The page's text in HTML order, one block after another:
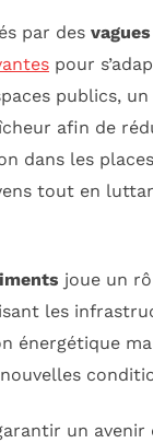
par des
pour
publics,
afin de
dans les
tout en
joue un
les
énergétique
un